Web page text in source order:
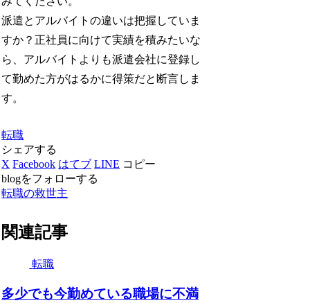
派遣とアルバイトの違いは把握していま
すか？正社員に向けて実績を積みたいな
ら、アルバイトよりも派遣会社に登録し
て勤めた方がはるかに得策だと断言しま
す。
転職
シェアする
X Facebook はてブ LINE コピー
blogをフォローする
転職の救世主
関連記事
転職
多少でも今勤めている職場に不満